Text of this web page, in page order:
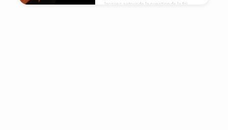
Jacques autour de la question de la foi